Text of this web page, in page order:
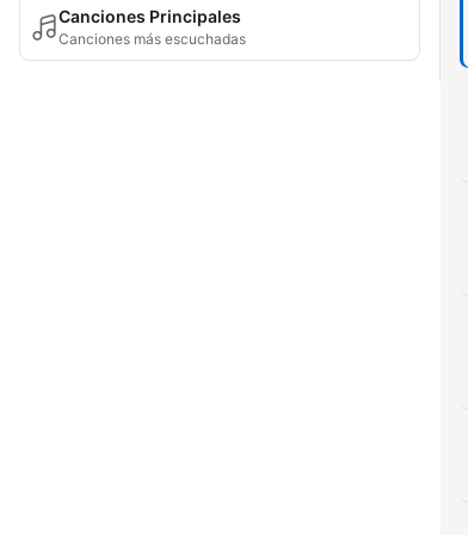
Canciones Principales
Canciones más escuchadas